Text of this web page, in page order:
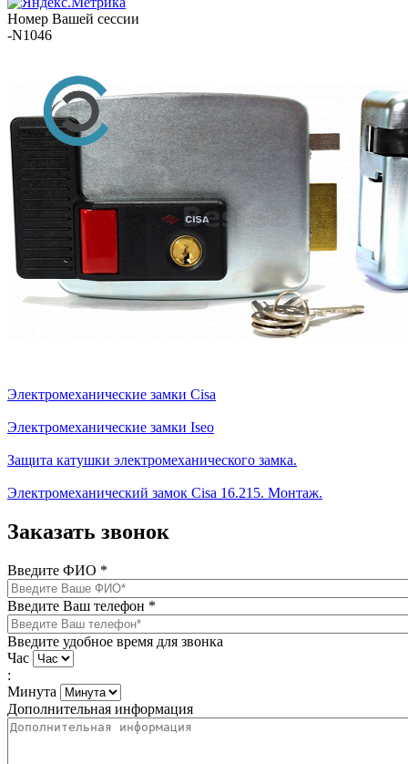
Номер Вашей сессии
-N1046
Электромеханические замки Cisa
Электромеханические замки Iseo
Защита катушки электромеханического замка.
Электромеханический замок Cisa 16.215. Монтаж.
Заказать звонок
Введите ФИО *
Введите Ваш телефон *
Введите удобное время для звонка
Час
:
Минута
Дополнительная информация